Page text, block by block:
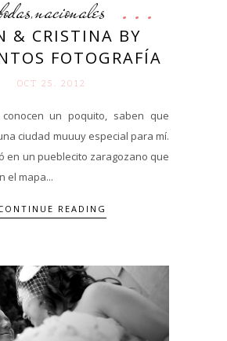
,nacionales
& CRISTINA BY
FOTOGRAFÍA
OCT 25. 2012
un poquito, saben que
ciudad muuuy especial para mí.
en un pueblecito zaragozano que
el mapa...
READING